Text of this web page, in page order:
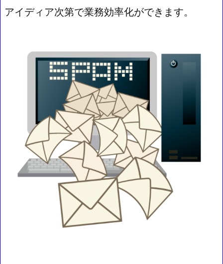
アイディア次第で業務効率化ができます。